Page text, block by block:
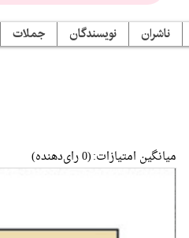
ناشران نویسندگان جملات
میانگین امتیازات:(0 رای‌دهنده)